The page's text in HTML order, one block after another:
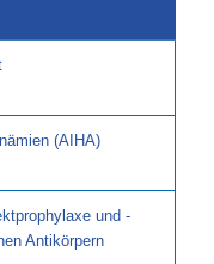
(AIHA)
und -
Antikörpern